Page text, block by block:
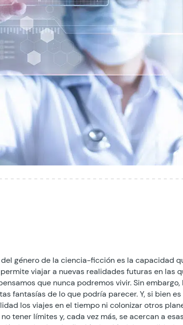
género de la ciencia-ficción es la capacidad
viajar a nuevas realidades futuras en las
que nunca podremos vivir. Sin
fantasías de lo que podría parecer. Y, si bien
los viajes en el tiempo ni colonizar otros
tener límites y, cada vez más, se acercan a